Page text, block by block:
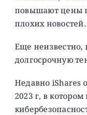
повышают цены
плохих новостей.
Еще неизвестно,
долгосрочную
Недавно iShares
2023 г, в